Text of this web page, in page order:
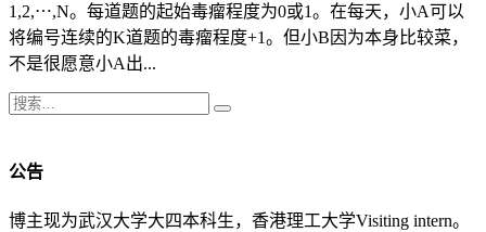
1,2,⋯,N。每道题的起始毒瘤程度为0或1。在每天，小A可以
将编号连续的K道题的毒瘤程度+1。但小B因为本身比较菜，
不是很愿意小A出...
公告
博主现为武汉大学大四本科生，香港理工大学Visiting intern。